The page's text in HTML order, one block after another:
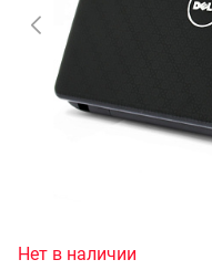
Нет в наличии